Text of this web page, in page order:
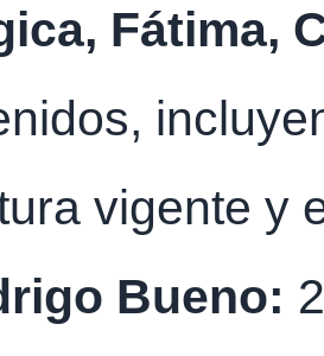
Fátima,
vigente y
Bueno: